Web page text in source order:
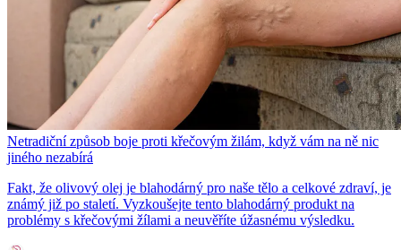
Netradiční způsob boje proti křečovým žilám, když vám na ně nic
jiného nezabírá
Fakt, že olivový olej je blahodárný pro naše tělo a celkové zdraví, je
známý již po staletí. Vyzkoušejte tento blahodárný produkt na
problémy s křečovými žílami a neuvěříte úžasnému výsledku.